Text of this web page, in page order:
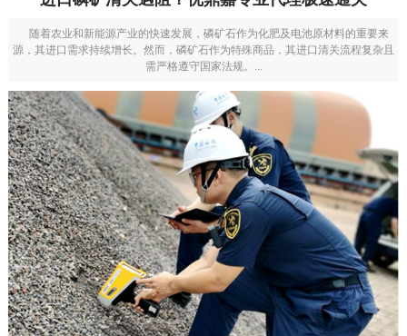
随着农业和新能源产业的快速发展，磷矿石作为化肥及电池原材料的重要来
源，其进口需求持续增长。然而，磷矿石作为特殊商品，其进口清关流程复杂且
需严格遵守国家法规。...